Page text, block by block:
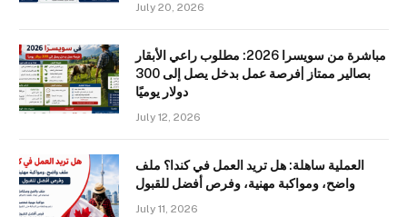
July 20, 2026
مباشرة من سويسرا 2026: مطلوب راعي الأبقار
بصالير ممتاز |فرصة عمل بدخل يصل إلى 300
دولار يوميًا
July 12, 2026
العملية ساهلة: هل تريد العمل في كندا؟ ملف
واضح، ومواكبة مهنية، وفرص أفضل للقبول
July 11, 2026